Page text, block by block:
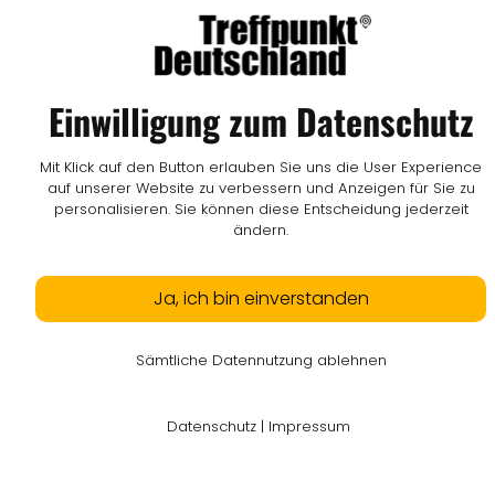
Einwilligung zum Datenschutz
Mit Klick auf den Button erlauben Sie uns die User Experience
auf unserer Website zu verbessern und Anzeigen für Sie zu
personalisieren. Sie können diese Entscheidung jederzeit
ändern.
Ja, ich bin einverstanden
Sämtliche Datennutzung ablehnen
Datenschutz | Impressum